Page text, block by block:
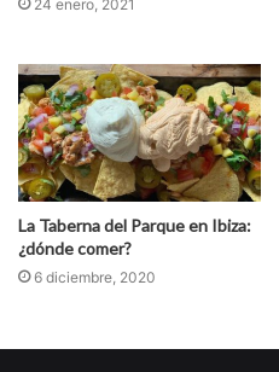
24 enero, 2021
La Taberna del Parque en Ibiza:
¿dónde comer?
6 diciembre, 2020